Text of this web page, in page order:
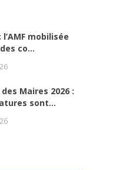
mobilisée
co...
Maires 2026 :
sont...